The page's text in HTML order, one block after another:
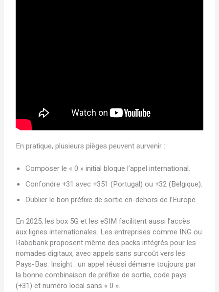
En pratique, plusieurs pièges peuvent survenir :
Composer le « 0 » initial bloque l’appel international.
Confondre +31 avec +351 (Portugal) ou +32 (Belgique).
Oublier le bon préfixe de sortie en-dehors de l’Europe.
En 2025, les box 5G et les eSIM facilitent aussi l’accès
aux lignes internationales. Les entreprises comme ING ou
Rabobank proposent même des packs intégrés pour les
nomades digitaux, avec appels sans surcoût vers les
Pays-Bas. Insight : un appel réussi démarre toujours par
la bonne combinaison de préfixe de sortie, code pays
(+31) et numéro local sans « 0 ».